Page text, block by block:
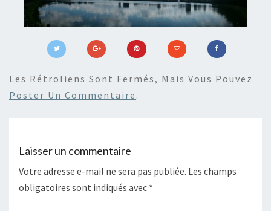
Les Rétroliens Sont Fermés, Mais Vous Pouvez
Poster Un Commentaire .
Laisser un commentaire
Votre adresse e-mail ne sera pas publiée. Les champs
obligatoires sont indiqués avec *